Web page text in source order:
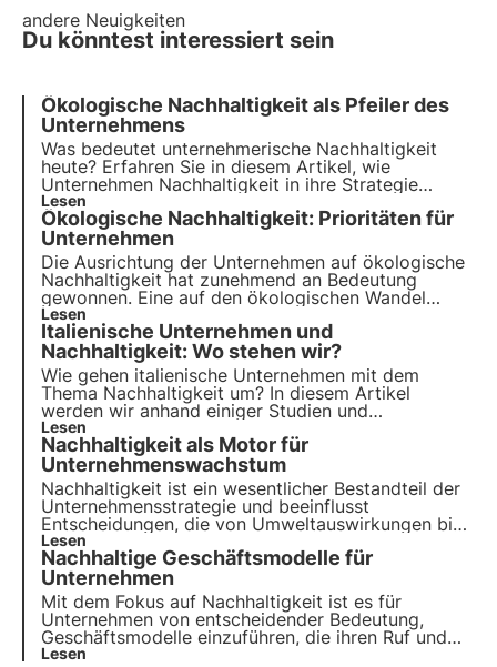
andere Neuigkeiten
Du könntest interessiert sein
Ökologische Nachhaltigkeit als Pfeiler des
Unternehmens
Was bedeutet unternehmerische Nachhaltigkeit
heute? Erfahren Sie in diesem Artikel, wie
Unternehmen Nachhaltigkeit in ihre Strategie
einbeziehen und welche Rolle sie bei der
Erreichung der Ziele der Agenda 2030 spielen.
Erfahren Sie mehr mit den Pills from the Oasis, der
digitalen Akademie von 3Bee.
Lesen
Ökologische Nachhaltigkeit: Prioritäten für
Unternehmen
Die Ausrichtung der Unternehmen auf ökologische
Nachhaltigkeit hat zunehmend an Bedeutung
gewonnen. Eine auf den ökologischen Wandel
ausgerichtete Unternehmensstrategie ist keine
Option, sondern eine Notwendigkeit. Lassen Sie
uns sehen, wie Sie sie zu Ihrer eigenen machen
können, um zu wachsen und die Wirtschaft
anzukurbeln.
Lesen
Italienische Unternehmen und
Nachhaltigkeit: Wo stehen wir?
Wie gehen italienische Unternehmen mit dem
Thema Nachhaltigkeit um? In diesem Artikel
werden wir anhand einiger Studien und
Untersuchungen analysieren, wie die Nachhaltigkeit
zu einem strategischen Unternehmenshebel wird,
der zum Risikomanagement und zur
Kostensenkung beiträgt.
Lesen
Nachhaltigkeit als Motor für
Unternehmenswachstum
Nachhaltigkeit ist ein wesentlicher Bestandteil der
Unternehmensstrategie und beeinflusst
Entscheidungen, die von Umweltauswirkungen bis
hin zu sozialpolitischen Maßnahmen reichen. In
diesem Artikel wird die Rolle der Nachhaltigkeit in
der Wirtschaftslandschaft untersucht, wobei auf
neue Trends bei italienischen Verbrauchern und
Unternehmen eingegangen wird.
Lesen
Nachhaltige Geschäftsmodelle für
Unternehmen
Mit dem Fokus auf Nachhaltigkeit ist es für
Unternehmen von entscheidender Bedeutung,
Geschäftsmodelle einzuführen, die ihren Ruf und
ihre Wettbewerbsposition auf dem Markt
Lesen